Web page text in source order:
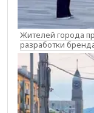
Жителей города
разработки